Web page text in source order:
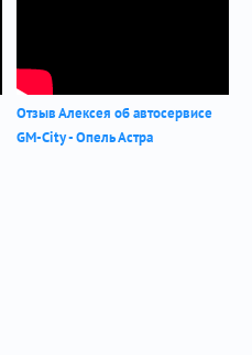
Отзыв Алексея об автосервисе
GM-City - Опель Астра